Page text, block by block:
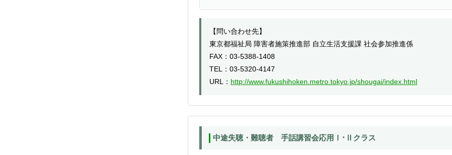
【問い合わせ先】
東京都福祉局 障害者施策推進部 自立生活支援課 社会参加推進係
FAX：03-5388-1408
TEL：03-5320-4147
URL： http://www.fukushihoken.metro.tokyo.jp/shougai/index.html
中途失聴・難聴者 手話講習会応用Ⅰ･Ⅱクラス